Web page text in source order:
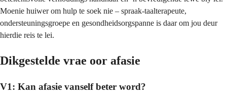
Moenie huiwer om hulp te soek nie – spraak-taalterapeute,
ondersteuningsgroepe en gesondheidsorgspanne is daar om jou deur
hierdie reis te lei.
Dikgestelde vrae oor afasie
V1: Kan afasie vanself beter word?